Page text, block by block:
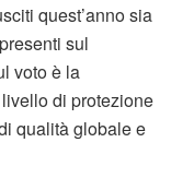
quest’anno sia
sul
voto è la
di protezione
qualità globale e